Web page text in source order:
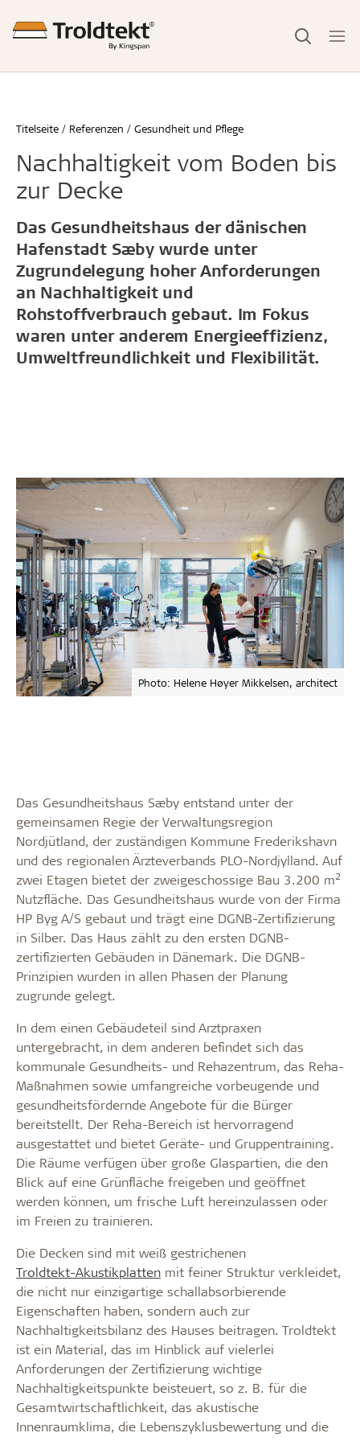
Titelseite Referenzen Gesundheit und Pflege
Nachhaltigkeit vom Boden bis
zur Decke
Das Gesundheitshaus der dänischen
Hafenstadt Sæby wurde unter
Zugrundelegung hoher Anforderungen
an Nachhaltigkeit und
Rohstoffverbrauch gebaut. Im Fokus
waren unter anderem Energieeffizienz,
Umweltfreundlichkeit und Flexibilität.
Photo: Helene Høyer Mikkelsen, architect
Das Gesundheitshaus Sæby entstand unter der
gemeinsamen Regie der Verwaltungsregion
Nordjütland, der zuständigen Kommune Frederikshavn
und des regionalen Ärzteverbands PLO-Nordjylland. Auf
zwei Etagen bietet der zweigeschossige Bau 3.200 m2
Nutzfläche. Das Gesundheitshaus wurde von der Firma
HP Byg A/S gebaut und trägt eine DGNB-Zertifizierung
in Silber. Das Haus zählt zu den ersten DGNB-
zertifizierten Gebäuden in Dänemark. Die DGNB-
Prinzipien wurden in allen Phasen der Planung
zugrunde gelegt.
In dem einen Gebäudeteil sind Arztpraxen
untergebracht, in dem anderen befindet sich das
kommunale Gesundheits- und Rehazentrum, das Reha-
Maßnahmen sowie umfangreiche vorbeugende und
gesundheitsfördernde Angebote für die Bürger
bereitstellt. Der Reha-Bereich ist hervorragend
ausgestattet und bietet Geräte- und Gruppentraining.
Die Räume verfügen über große Glaspartien, die den
Blick auf eine Grünfläche freigeben und geöffnet
werden können, um frische Luft hereinzulassen oder
im Freien zu trainieren.
Die Decken sind mit weiß gestrichenen
Troldtekt-Akustikplatten mit feiner Struktur verkleidet,
die nicht nur einzigartige schallabsorbierende
Eigenschaften haben, sondern auch zur
Nachhaltigkeitsbilanz des Hauses beitragen. Troldtekt
ist ein Material, das im Hinblick auf vielerlei
Anforderungen der Zertifizierung wichtige
Nachhaltigkeitspunkte beisteuert, so z. B. für die
Gesamtwirtschaftlichkeit, das akustische
Innenraumklima, die Lebenszyklusbewertung und die